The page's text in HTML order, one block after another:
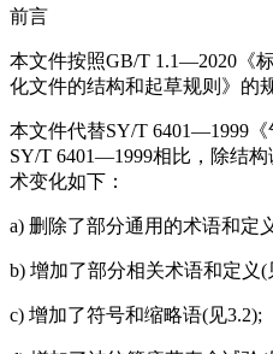
前言
本文件按照GB/T 1.1—2020《
化文件的结构和起草规则》的
本文件代替SY/T 6401—1999
SY/T 6401—1999相比，除结
术变化如下：
a) 删除了部分通用的术语和定
b) 增加了部分相关术语和定义(
c) 增加了符号和缩略语(见3.2);